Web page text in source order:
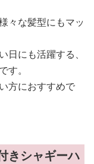
々な髪型にもマッ
にも活躍する、
。
方におすすめで
きシャギーハ